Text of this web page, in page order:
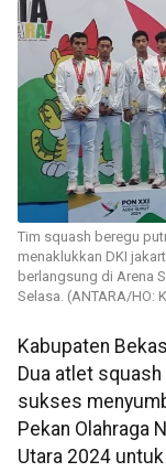
Tim squash beregu
menaklukkan DKI
berlangsung di Arena
Selasa. (ANTARA/HO:
Kabupaten
Dua atlet
sukses
Pekan Olahraga
Utara 2024